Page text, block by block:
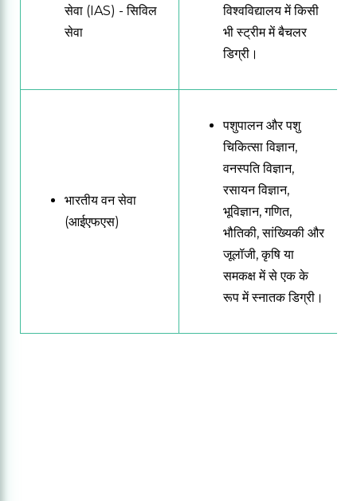
सेवा (IAS) - सिविल
सेवा
विश्वविद्यालय में किसी
भी स्ट्रीम में बैचलर
डिग्री।
भारतीय वन सेवा
(आईएफएस)
पशुपालन और पशु
चिकित्सा विज्ञान,
वनस्पति विज्ञान,
रसायन विज्ञान,
भूविज्ञान, गणित,
भौतिकी, सांख्यिकी और
जूलॉजी, कृषि या
समकक्ष में से एक के
रूप में स्नातक डिग्री।